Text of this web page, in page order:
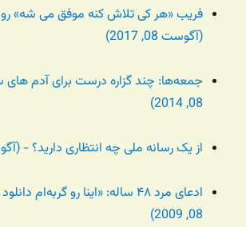
فریب «هر کی تلاش کنه موفق می شه»
(آگوست 08, 2017)
جمعه‌ها: چند گزاره درست برای آدم
08, 2014)
از یک رسانه ملی چه انتظاری دارید؟ - (آگوست
ادعای مرد ۴۸ ساله: «اینا رو
08, 2009)